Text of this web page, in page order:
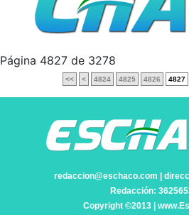
Página 4827 de 3278
<< < 4824 4825 4826 4827
redaccion@eschaco.com |
Redacción:
Copyright ©2013 |